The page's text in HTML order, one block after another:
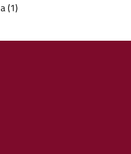
(1)